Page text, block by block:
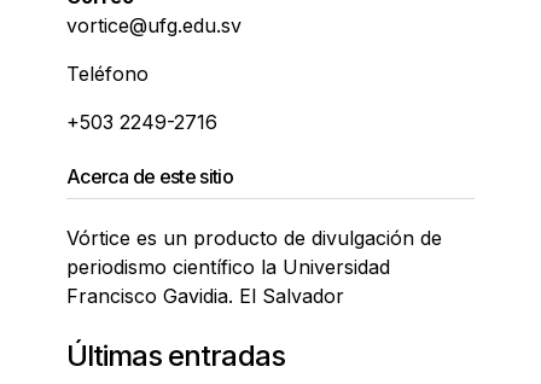
vortice@ufg.edu.sv
Teléfono
+503 2249-2716
Acerca de este sitio
Vórtice es un producto de divulgación de
periodismo científico la Universidad
Francisco Gavidia. El Salvador
Últimas entradas